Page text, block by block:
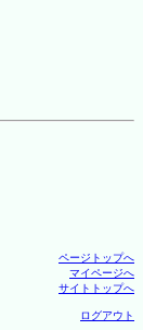
ページトップへ
マイページへ
サイトトップへ
ログアウト